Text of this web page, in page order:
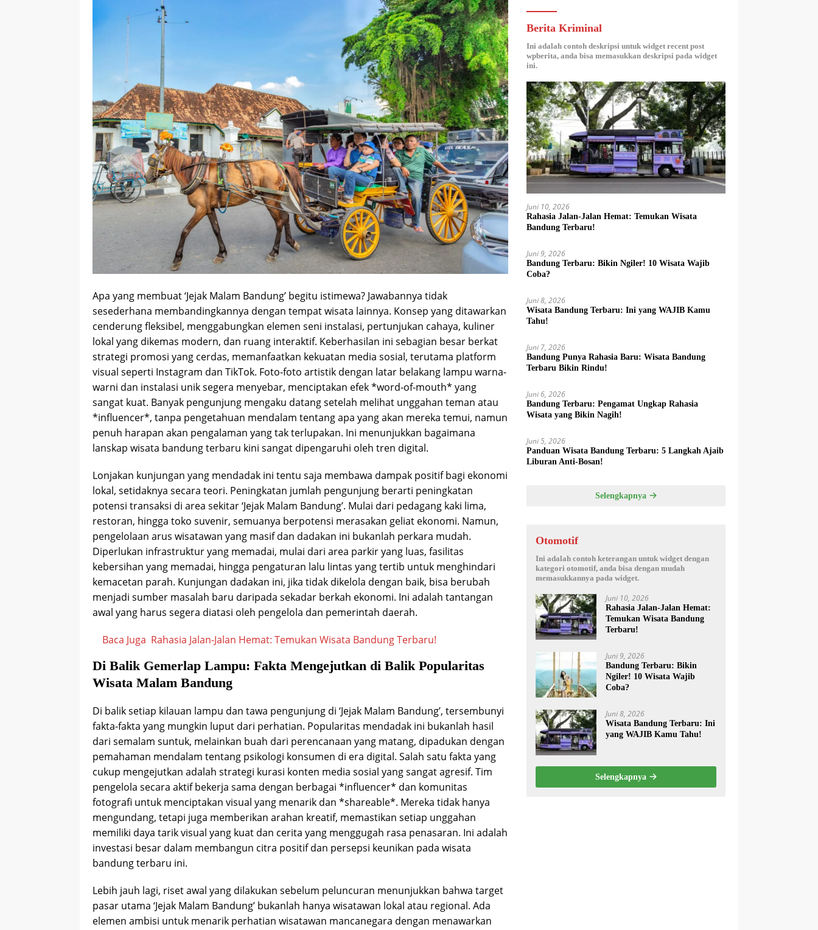
Apa yang membuat ‘Jejak Malam Bandung’ begitu istimewa? Jawabannya tidak
sesederhana membandingkannya dengan tempat wisata lainnya. Konsep yang ditawarkan
cenderung fleksibel, menggabungkan elemen seni instalasi, pertunjukan cahaya, kuliner
lokal yang dikemas modern, dan ruang interaktif. Keberhasilan ini sebagian besar berkat
strategi promosi yang cerdas, memanfaatkan kekuatan media sosial, terutama platform
visual seperti Instagram dan TikTok. Foto-foto artistik dengan latar belakang lampu warna-
warni dan instalasi unik segera menyebar, menciptakan efek *word-of-mouth* yang
sangat kuat. Banyak pengunjung mengaku datang setelah melihat unggahan teman atau
*influencer*, tanpa pengetahuan mendalam tentang apa yang akan mereka temui, namun
penuh harapan akan pengalaman yang tak terlupakan. Ini menunjukkan bagaimana
lanskap wisata bandung terbaru kini sangat dipengaruhi oleh tren digital.
Lonjakan kunjungan yang mendadak ini tentu saja membawa dampak positif bagi ekonomi
lokal, setidaknya secara teori. Peningkatan jumlah pengunjung berarti peningkatan
potensi transaksi di area sekitar ‘Jejak Malam Bandung’. Mulai dari pedagang kaki lima,
restoran, hingga toko suvenir, semuanya berpotensi merasakan geliat ekonomi. Namun,
pengelolaan arus wisatawan yang masif dan dadakan ini bukanlah perkara mudah.
Diperlukan infrastruktur yang memadai, mulai dari area parkir yang luas, fasilitas
kebersihan yang memadai, hingga pengaturan lalu lintas yang tertib untuk menghindari
kemacetan parah. Kunjungan dadakan ini, jika tidak dikelola dengan baik, bisa berubah
menjadi sumber masalah baru daripada sekadar berkah ekonomi. Ini adalah tantangan
awal yang harus segera diatasi oleh pengelola dan pemerintah daerah.
Baca Juga Rahasia Jalan-Jalan Hemat: Temukan Wisata Bandung Terbaru!
Di Balik Gemerlap Lampu: Fakta Mengejutkan di Balik Popularitas
Wisata Malam Bandung
Di balik setiap kilauan lampu dan tawa pengunjung di ‘Jejak Malam Bandung’, tersembunyi
fakta-fakta yang mungkin luput dari perhatian. Popularitas mendadak ini bukanlah hasil
dari semalam suntuk, melainkan buah dari perencanaan yang matang, dipadukan dengan
pemahaman mendalam tentang psikologi konsumen di era digital. Salah satu fakta yang
cukup mengejutkan adalah strategi kurasi konten media sosial yang sangat agresif. Tim
pengelola secara aktif bekerja sama dengan berbagai *influencer* dan komunitas
fotografi untuk menciptakan visual yang menarik dan *shareable*. Mereka tidak hanya
mengundang, tetapi juga memberikan arahan kreatif, memastikan setiap unggahan
memiliki daya tarik visual yang kuat dan cerita yang menggugah rasa penasaran. Ini adalah
investasi besar dalam membangun citra positif dan persepsi keunikan pada wisata
bandung terbaru ini.
Lebih jauh lagi, riset awal yang dilakukan sebelum peluncuran menunjukkan bahwa target
pasar utama ‘Jejak Malam Bandung’ bukanlah hanya wisatawan lokal atau regional. Ada
elemen ambisi untuk menarik perhatian wisatawan mancanegara dengan menawarkan
Berita Kriminal
Ini adalah contoh deskripsi untuk widget recent post
wpberita, anda bisa memasukkan deskripsi pada widget
ini.
Juni 10, 2026
Rahasia Jalan-Jalan Hemat: Temukan Wisata
Bandung Terbaru!
Juni 9, 2026
Bandung Terbaru: Bikin Ngiler! 10 Wisata Wajib
Coba?
Juni 8, 2026
Wisata Bandung Terbaru: Ini yang WAJIB Kamu
Tahu!
Juni 7, 2026
Bandung Punya Rahasia Baru: Wisata Bandung
Terbaru Bikin Rindu!
Juni 6, 2026
Bandung Terbaru: Pengamat Ungkap Rahasia
Wisata yang Bikin Nagih!
Juni 5, 2026
Panduan Wisata Bandung Terbaru: 5 Langkah Ajaib
Liburan Anti-Bosan!
Selengkapnya
Otomotif
Ini adalah contoh keterangan untuk widget dengan
kategori otomotif, anda bisa dengan mudah
memasukkannya pada widget.
Juni 10, 2026
Rahasia Jalan-Jalan Hemat:
Temukan Wisata Bandung
Terbaru!
Juni 9, 2026
Bandung Terbaru: Bikin
Ngiler! 10 Wisata Wajib
Coba?
Juni 8, 2026
Wisata Bandung Terbaru: Ini
yang WAJIB Kamu Tahu!
Selengkapnya